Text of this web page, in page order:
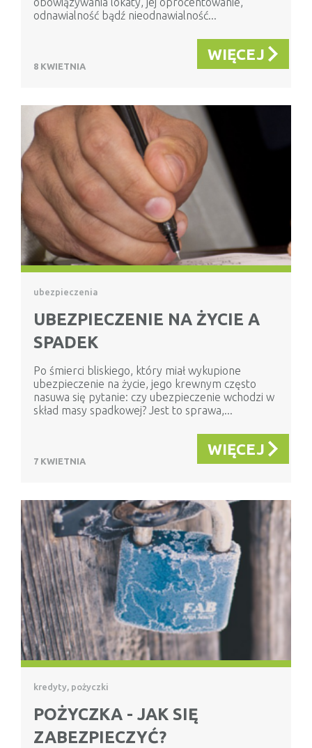
odnawialność bądź nieodnawialność...
8 KWIETNIA
WIĘCEJ
ubezpieczenia
UBEZPIECZENIE NA ŻYCIE A
SPADEK
Po śmierci bliskiego, który miał wykupione
ubezpieczenie na życie, jego krewnym często
nasuwa się pytanie: czy ubezpieczenie wchodzi w
skład masy spadkowej? Jest to sprawa,...
7 KWIETNIA
WIĘCEJ
kredyty, pożyczki
POŻYCZKA - JAK SIĘ
ZABEZPIECZYĆ?